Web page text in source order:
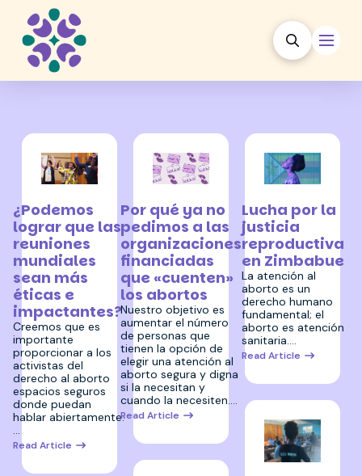
¿Podemos
lograr que las
reuniones
mundiales
sean más
éticas e
impactantes?
Creemos que es
importante
proporcionar a los
activistas del
derecho al aborto
espacios seguros
donde puedan
hablar abiertamente.
…
Read Article
Por qué ya no
pedimos a las
organizaciones
financiadas
que «cuenten»
los abortos
Nuestro objetivo es
aumentar el número
de personas que
tienen la opción de
elegir una atención al
aborto segura y digna
si la necesitan y
cuando la necesiten.…
Read Article
Lucha por la
justicia
reproductiva
en Zimbabue
La atención al
aborto es un
derecho humano
fundamental; el
aborto es atención
sanitaria.…
Read Article